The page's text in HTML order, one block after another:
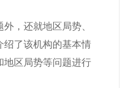
，还就地区局势、
绍了该机构的基本情
地区局势等问题进行